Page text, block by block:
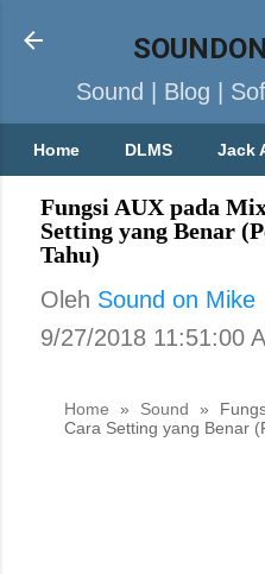
Sound | Blog |
Home DLMS Jack
Fungsi AUX pada
Setting yang Benar
Tahu)
Oleh Sound on Mike
9/27/2018 11:51:00
Home » Sound »
Cara Setting yang Benar